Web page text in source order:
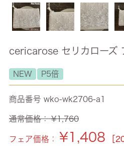
cericarose セリカローズ
NEW P5倍
商品番号 wko-wk2706-a1
通常価格： ¥1,760
フェア価格： ¥1,408
［